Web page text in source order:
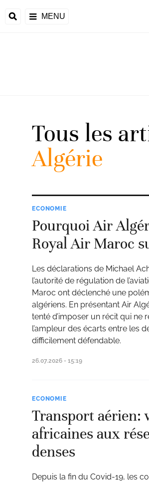
MENU
du
Tous les
Algérie
ECONOMIE
Pourquoi Air
Royal Air Maroc
Les déclarations de Michael
l’autorité de régulation de
Maroc ont déclenché une
algériens. En présentant Air
tenté d’imposer un récit qui ne
l’ampleur des écarts entre les
difficilement défendable.
26.07.2026 - 15:19
ECONOMIE
Transport aérien:
africaines aux
denses
Depuis la fin du Covid-19, les